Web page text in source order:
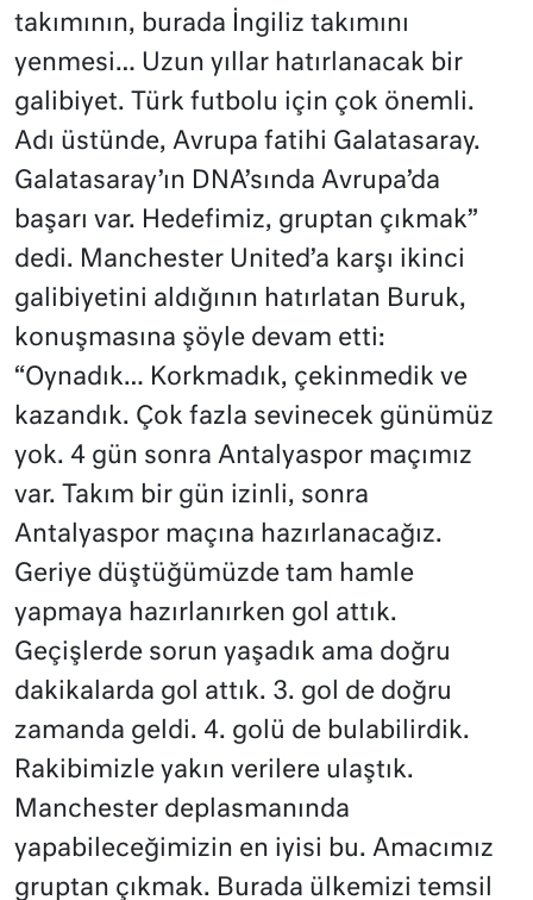
takımının, burada İngiliz takımını
yenmesi… Uzun yıllar hatırlanacak bir
galibiyet. Türk futbolu için çok önemli.
Adı üstünde, Avrupa fatihi Galatasaray.
Galatasaray’ın DNA’sında Avrupa’da
başarı var. Hedefimiz, gruptan çıkmak”
dedi. Manchester United’a karşı ikinci
galibiyetini aldığının hatırlatan Buruk,
konuşmasına şöyle devam etti:
“Oynadık… Korkmadık, çekinmedik ve
kazandık. Çok fazla sevinecek günümüz
yok. 4 gün sonra Antalyaspor maçımız
var. Takım bir gün izinli, sonra
Antalyaspor maçına hazırlanacağız.
Geriye düştüğümüzde tam hamle
yapmaya hazırlanırken gol attık.
Geçişlerde sorun yaşadık ama doğru
dakikalarda gol attık. 3. gol de doğru
zamanda geldi. 4. golü de bulabilirdik.
Rakibimizle yakın verilere ulaştık.
Manchester deplasmanında
yapabileceğimizin en iyisi bu. Amacımız
gruptan çıkmak. Burada ülkemizi temsil